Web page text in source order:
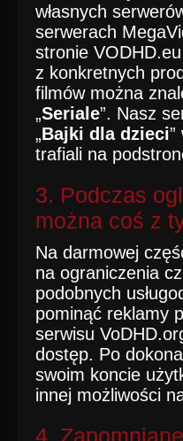
własnych
serwerach
stronie
z konkretnych
filmów można
„Seriale”. Nasz
„Bajki dla dzieci”
trafiali na
3. Podczas
można coś z
Na darmowej
na ograniczenia
podobnych
pominąć reklamy
serwisu
dostęp. Po
swoim koncie
innej możliwości
4.